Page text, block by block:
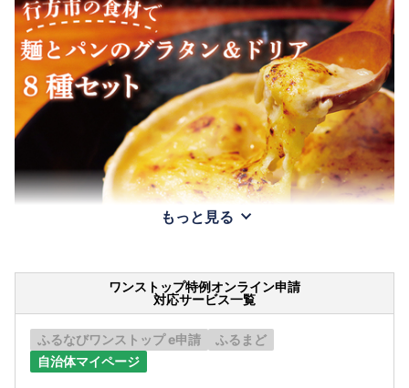
もっと見る
ワンストップ特例オンライン申請
対応サービス一覧
ふるなびワンストップ e申請
ふるまど
自治体マイページ